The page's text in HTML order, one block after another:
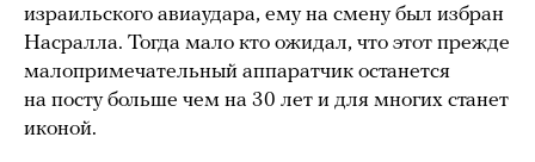
израильского авиаудара, ему на смену был избран
Насралла. Тогда мало кто ожидал, что этот прежде
малопримечательный аппаратчик останется
на посту больше чем на 30 лет и для многих станет
иконой.